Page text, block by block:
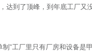
到了顶峰，到年底工厂又
”工厂里只有厂房和设备是